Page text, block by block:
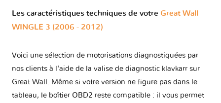
Les caractéristiques techniques de votre Great Wall
WINGLE 3 (2006 - 2012)
Voici une sélection de motorisations diagnostiquées par
nos clients à l'aide de la valise de diagnostic klavkarr sur
Great Wall. Même si votre version ne figure pas dans le
tableau, le boîtier OBD2 reste compatible : il vous permet